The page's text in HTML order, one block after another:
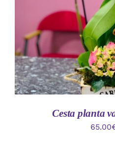
Cesta planta
65.00